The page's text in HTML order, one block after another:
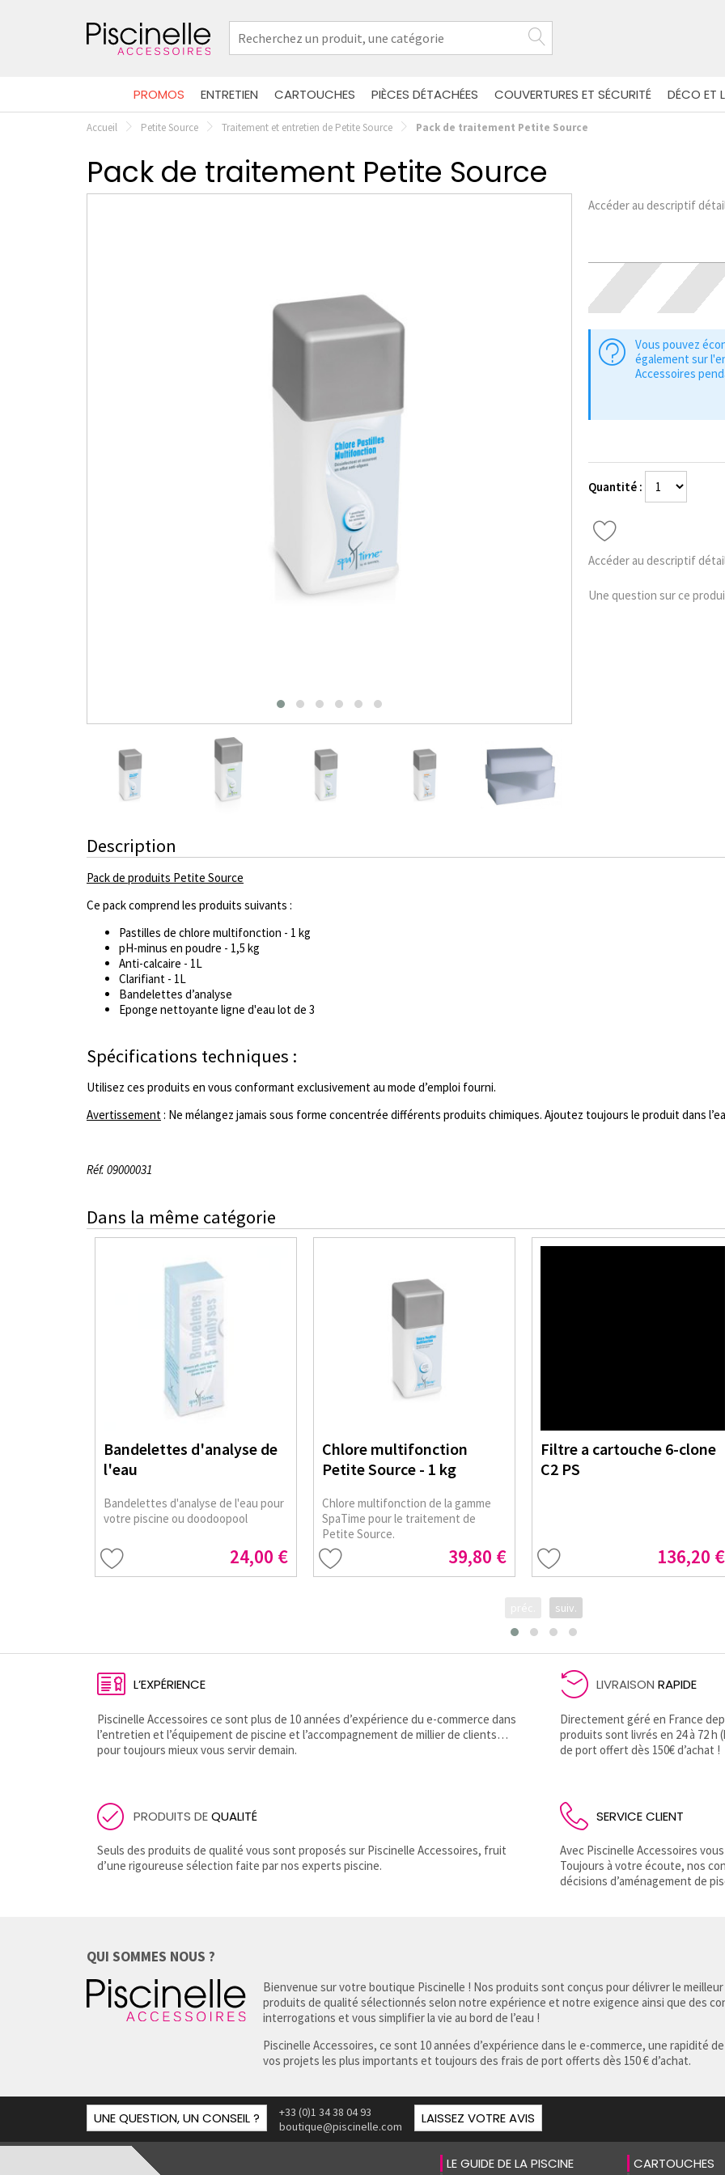
PROMOS ENTRETIEN CARTOUCHES PIÈCES DÉTACHÉES COUVERTURES ET SÉCURITÉ DÉCO ET
Accueil Petite Source Traitement et entretien de Petite Source Pack de traitement Petite Source
Pack de traitement Petite Source
Accéder au descriptif
Vous pouvez
également sur
Accessoires
Quantité :
Accéder au descriptif
Une question sur ce
Description
Pack de produits Petite Source
Ce pack comprend les produits suivants :
Pastilles de chlore multifonction - 1 kg
pH-minus en poudre - 1,5 kg
Anti-calcaire - 1L
Clarifiant - 1L
Bandelettes d’analyse
Eponge nettoyante ligne d'eau lot de 3
Spécifications techniques :
Utilisez ces produits en vous conformant exclusivement au mode d’emploi fourni.
Avertissement: Ne mélangez jamais sous forme concentrée différents produits chimiques. Ajoutez toujours le produit dans
Réf. 09000031
Dans la même catégorie
Bandelettes d'analyse de
l'eau
Bandelettes d'analyse de l'eau pour
votre piscine ou doodoopool
24,00 €
Chlore multifonction
Petite Source - 1 kg
Chlore multifonction de la gamme
SpaTime pour le traitement de
Petite Source.
39,80 €
Filtre a cartouche 6-clone
C2 PS
136,20 €
suiv.
L’EXPÉRIENCE
Piscinelle Accessoires ce sont plus de 10 années d’expérience du e-commerce dans
l’entretien et l’équipement de piscine et l’accompagnement de millier de clients…
pour toujours mieux vous servir demain.
LIVRAISON RAPIDE
Directement géré en France
produits sont livrés en 24 à 72
de port offert dès 150€ d’achat !
PRODUITS DEQUALITÉ
Seuls des produits de qualité vous sont proposés sur Piscinelle Accessoires, fruit
d’une rigoureuse sélection faite par nos experts piscine.
SERVICE CLIENT
Avec Piscinelle Accessoires
Toujours à votre écoute, nos
décisions d’aménagement de
QUI SOMMES NOUS ?
Bienvenue sur votre boutique Piscinelle ! Nos produits sont conçus pour délivrer le
produits de qualité sélectionnés selon notre expérience et notre exigence ainsi que des
interrogations et vous simplifier la vie au bord de l’eau !
Piscinelle Accessoires, ce sont 10 années d’expérience dans le e-commerce, une rapidité
vos projets les plus importants et toujours des frais de port offerts dès 150 € d’achat.
UNE QUESTION, UN CONSEIL ?
+33 (0)1 34 38 04 93
boutique@piscinelle.com
LAISSEZ VOTRE AVIS
LE GUIDE DE LA PISCINE CARTOUCHES